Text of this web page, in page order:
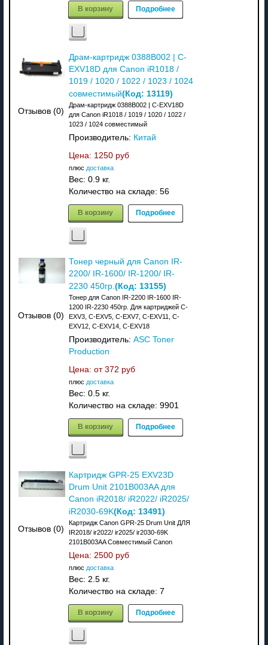
В корзину Подробнее
Отзывов (0)
Драм-картридж 0388B002 | C-
EXV18D для Canon iR1018 /
1019 / 1020 / 1022 / 1023 / 1024
совместимый(Код: 13119)
Драм-картридж 0388B002 | C-EXV18D
для Canon iR1018 / 1019 / 1020 / 1022 /
1023 / 1024 совместимый
Производитель: Китай
Цена: 1250 руб
плюс доставка
Вес: 0.9 кг.
Количество на складе: 56
В корзину Подробнее
Отзывов (0)
Тонер черный для Canon IR-
2200/ IR-1600/ IR-1200/ IR-
2230 450гр. (Код: 13155)
Тонер для Canon IR-2200 IR-1600 IR-
1200 IR-2230 450гр. Для картриджей C-
EXV3, C-EXV5, C-EXV7, C-EXV11, C-
EXV12, C-EXV14, C-EXV18
Производитель: ASC Toner
Production
Цена: от 372 руб
плюс доставка
Вес: 0.5 кг.
Количество на складе: 9901
В корзину Подробнее
Отзывов (0)
Картридж GPR-25 EXV23D
Drum Unit 2101B003AA для
Canon iR2018/ iR2022/ iR2025/
iR2030-69K(Код: 13491)
Картридж Canon GPR-25 Drum Unit ДЛЯ
IR2018/ ir2022/ ir2025/ ir2030-69K
2101B003AA Совместимый Canon
Цена: 2500 руб
плюс доставка
Вес: 2.5 кг.
Количество на складе: 7
В корзину Подробнее